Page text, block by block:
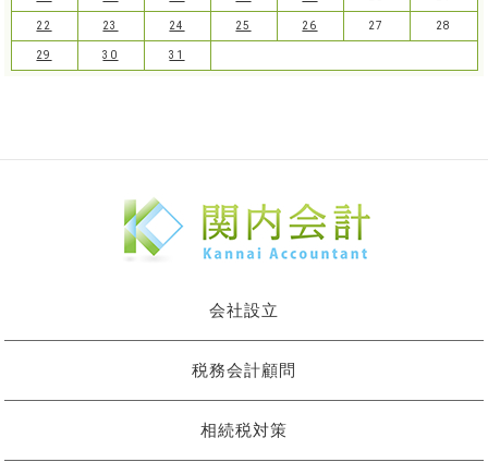
22 23 24 25 26 27 28
29 30 31
会社設立
税務会計顧問
相続税対策